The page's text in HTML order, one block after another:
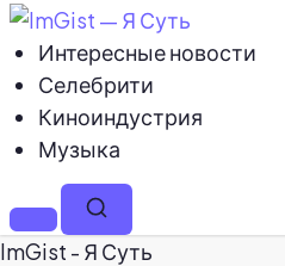
Интересные новости
Селебрити
Киноиндустрия
Музыка
МенюПоиск
ImGist - Я Суть